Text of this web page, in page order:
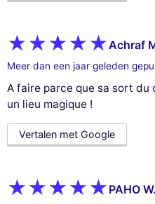
Achraf
Meer dan een jaar geleden
A faire parce que sa sort du
un lieu magique !
Vertalen met Google
PAHO W.